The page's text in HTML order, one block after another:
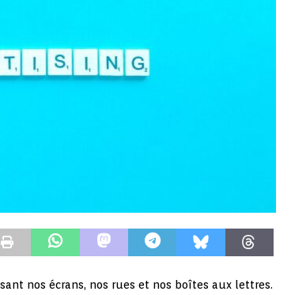
nos écrans, nos rues et nos boîtes aux lettres.